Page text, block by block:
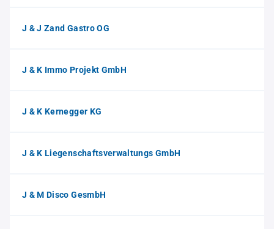
J & J Zand Gastro OG
J & K Immo Projekt GmbH
J & K Kernegger KG
J & K Liegenschaftsverwaltungs GmbH
J & M Disco GesmbH